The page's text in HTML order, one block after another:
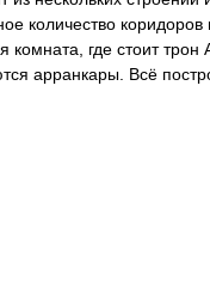
количество коридоров
комната, где стоит трон
арранкары. Всё